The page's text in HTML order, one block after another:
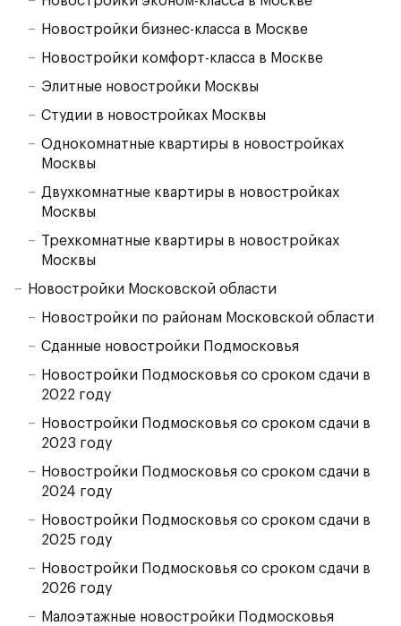
Новостройки бизнес-класса в Москве
Новостройки комфорт-класса в Москве
Элитные новостройки Москвы
Студии в новостройках Москвы
Однокомнатные квартиры в новостройках
Москвы
Двухкомнатные квартиры в новостройках
Москвы
Трехкомнатные квартиры в новостройках
Москвы
Новостройки Московской области
Новостройки по районам Московской области
Сданные новостройки Подмосковья
Новостройки Подмосковья со сроком сдачи в
2022 году
Новостройки Подмосковья со сроком сдачи в
2023 году
Новостройки Подмосковья со сроком сдачи в
2024 году
Новостройки Подмосковья со сроком сдачи в
2025 году
Новостройки Подмосковья со сроком сдачи в
2026 году
Малоэтажные новостройки Подмосковья